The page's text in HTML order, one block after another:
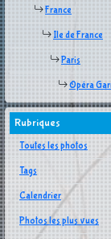
France
Ile de France
Paris
Opéra
Rubriques
Toutes les photos
Tags
Calendrier
Photos les plus vues